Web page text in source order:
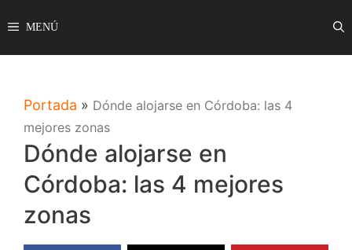
al
contenido
MENÚ
Portada » Dónde alojarse en Córdoba: las 4
mejores zonas
Dónde alojarse en
Córdoba: las 4 mejores
zonas